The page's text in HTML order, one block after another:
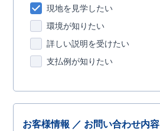
現地を見学したい
環境が知りたい
詳しい説明を受けたい
支払例が知りたい
お客様情報 ／ お問い合わせ内容